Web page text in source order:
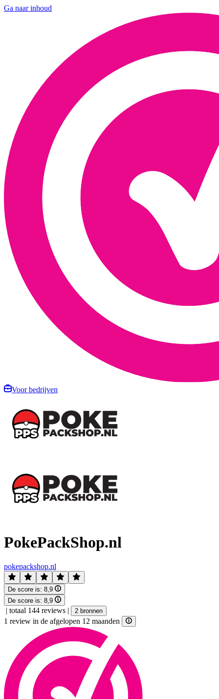
Ga naar inhoud
Voor bedrijven
PokePackShop.nl
pokepackshop.nl
De score is: 8,9
De score is: 8,9
| totaal 144 reviews | 2 bronnen
1 review in de afgelopen 12 maanden